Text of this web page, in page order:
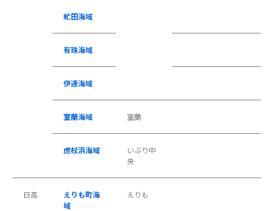
虻田海域
有珠海域
伊達海域
室蘭海域 室蘭
虎杖浜海域
いぶり中
央
日高
えりも町海
域
えりも